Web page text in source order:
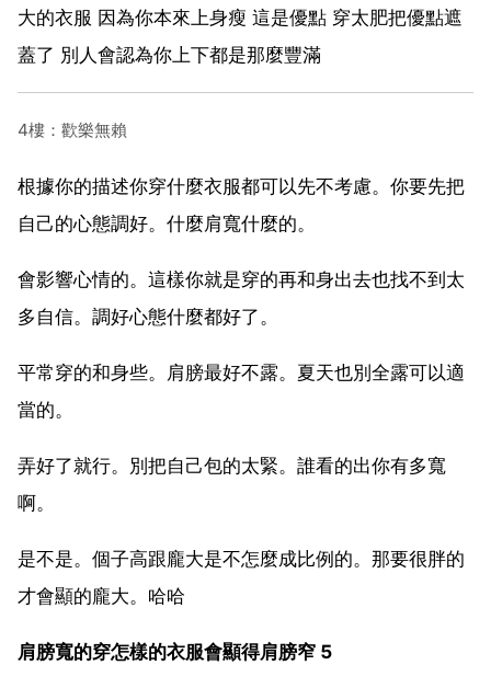
大的衣服 因為你本來上身瘦 這是優點 穿太肥把優點遮
蓋了 別人會認為你上下都是那麼豐滿
4樓：歡樂無賴
根據你的描述你穿什麼衣服都可以先不考慮。你要先把
自己的心態調好。什麼肩寬什麼的。
會影響心情的。這樣你就是穿的再和身出去也找不到太
多自信。調好心態什麼都好了。
平常穿的和身些。肩膀最好不露。夏天也別全露可以適
當的。
弄好了就行。別把自己包的太緊。誰看的出你有多寬
啊。
是不是。個子高跟龐大是不怎麼成比例的。那要很胖的
才會顯的龐大。哈哈
肩膀寬的穿怎樣的衣服會顯得肩膀窄 5